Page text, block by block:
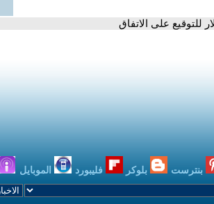
بنترست بلوكر فليبورد الموبايل